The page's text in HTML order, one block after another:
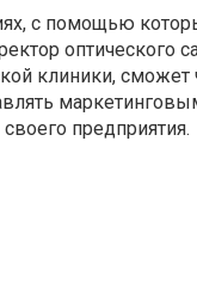
с помощью
оптического
клиники, сможет
предприятия.